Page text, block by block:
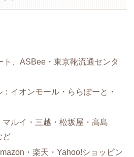
、ASBee・東京靴流通センタ
イオンモール・ららぽーと・
ルイ・三越・松坂屋・高島
ど
・楽天・Yahoo!ショッピン